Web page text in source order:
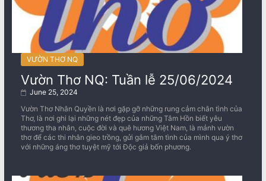
VƯỜN THƠ NQ
Vườn Thơ NQ: Tuần lễ 25/06/2024
June 25, 2024
Vườn Thơ Nhân Quyền là nơi gặp gỡ những rung cảm chân tình của
Thơ, là nơi ghi lại những nét đẹp của những Tâm Hồn biết yêu
thương tha nhân, cuộc đời và quê hương Việt Nam, là mảnh vườn
thơ để các thi nhân gieo trồng, gửi gắm tâm tình của mình qua ý thơ
với những áng thơ tuyệt mỹ tới Độc giả bốn phương.